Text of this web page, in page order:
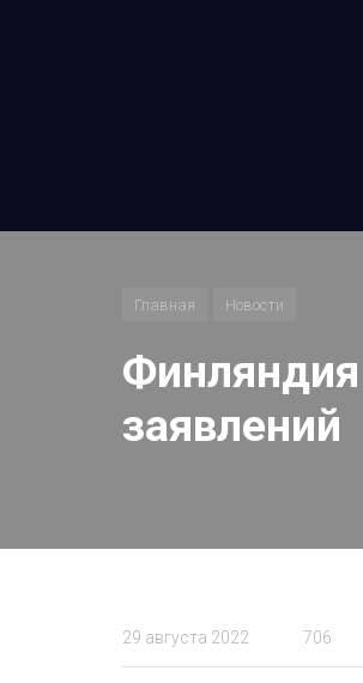
Главная Новости
заявлений
29 августа 2022 706